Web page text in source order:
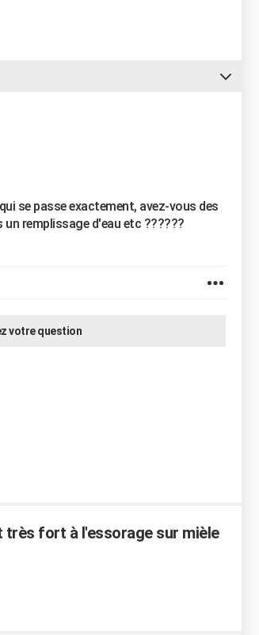
se passe exactement, avez-vous des
remplissage d'eau etc ??????
votre question
très fort à l'essorage sur mièle